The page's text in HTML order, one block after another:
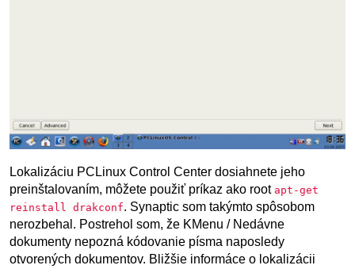
Lokalizáciu PCLinux Control Center dosiahnete jeho
preinštalovaním, môžete použiť príkaz ako root apt-get
reinstall drakconf. Synaptic som takýmto spôsobom
nerozbehal. Postrehol som, že KMenu / Nedávne
dokumenty nepozná kódovanie písma naposledy
otvorených dokumentov. Bližšie informáce o lokalizácii